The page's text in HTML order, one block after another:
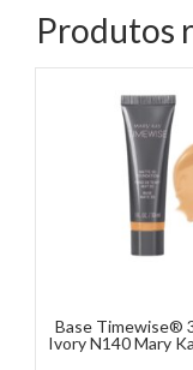
Produtos
Base Timewise®
Ivory N140 Mary